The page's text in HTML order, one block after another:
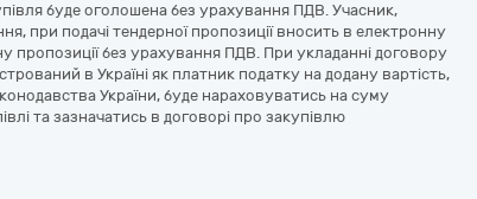
буде оголошена без урахування ПДВ. Учасник,
при подачі тендерної пропозиції вносить в електронну
пропозиції без урахування ПДВ. При укладанні договору
в Україні як платник податку на додану вартість,
України, буде нараховуватись на суму
та зазначатись в договорі про закупівлю